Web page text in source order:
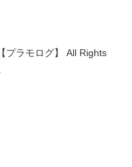
プラモログ】 All Rights